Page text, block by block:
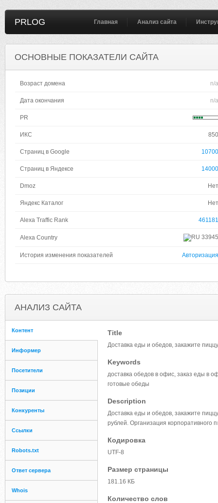
PRLOG Главная Анализ сайта
ОСНОВНЫЕ ПОКАЗАТЕЛИ САЙТА
Возраст домена n/a
Дата окончания n/a
PR
ИКС 850
Страниц в Google 10700
Страниц в Яндексе 14000
Dmoz Нет
Яндекс Каталог Нет
Alexa Traffic Rank 461181
Alexa Country 33945
История изменения показателей Авторизация
АНАЛИЗ САЙТА
Контент
Информер
Посетители
Позиции
Конкуренты
Ссылки
Robots.txt
Ответ сервера
Whois
Title
Доставка еды и обедов, закажите
Keywords
доставка обедов в офис, заказ еды в
готовые обеды
Description
Доставка еды и обедов, закажите
рублей. Организация корпоративного п
Кодировка
UTF-8
Размер страницы
181.16 КБ
Количество слов